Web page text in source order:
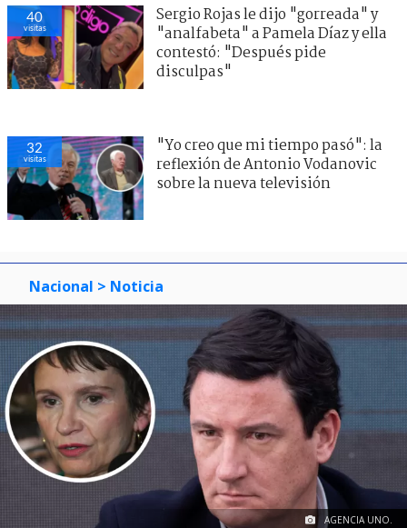
40
visitas
Sergio Rojas le dijo "gorreada" y
"analfabeta" a Pamela Díaz y ella
contestó: "Después pide
disculpas"
32
visitas
"Yo creo que mi tiempo pasó": la
reflexión de Antonio Vodanovic
sobre la nueva televisión
Nacional > Noticia
AGENCIA UNO.